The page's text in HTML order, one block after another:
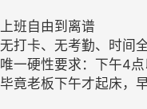
上班自由到离谱
无打卡、无考勤、时间
唯一硬性要求：下午4
毕竟老板下午才起床，